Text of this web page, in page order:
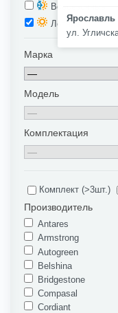
Ярославль
ул.
Всесезонные
Летние
Марка
Модель
Комплектация
Комплект (>3шт.)
Производитель
Antares
Armstrong
Autogreen
Belshina
Bridgestone
Compasal
Cordiant